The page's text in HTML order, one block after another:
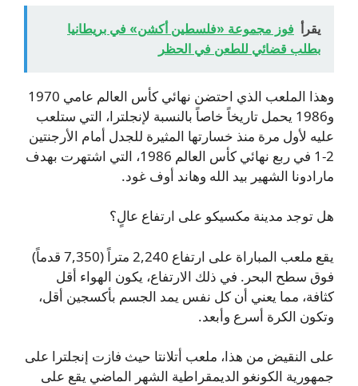
يقرأ فوز مجموعة «فلسطين أكشن» في بريطانيا
بطلب قضائي للطعن في الحظر
وهذا الملعب الذي احتضن نهائي كأس العالم عامي 1970
و1986 يحمل تاريخاً خاصاً بالنسبة لإنجلترا، التي ستلعب
عليه لأول مرة منذ خسارتها المثيرة للجدل أمام الأرجنتين
2-1 في ربع نهائي كأس العالم 1986، التي اشتهرت بهدف
مارادونا الشهير بيد الله وهاند أوف غود.
هل توجد مدينة مكسيكو على ارتفاع عالٍ؟
يقع ملعب المباراة على ارتفاع 2,240 متراً (7,350 قدماً)
فوق سطح البحر. في ذلك الارتفاع، يكون الهواء أقل
كثافة، مما يعني أن كل نفس يمد الجسم بأكسجين أقل،
وتكون الكرة أسرع وأبعد.
على النقيض من هذا، ملعب أتلانتا حيث فازت إنجلترا على
جمهورية الكونغو الديمقراطية الشهر الماضي يقع على